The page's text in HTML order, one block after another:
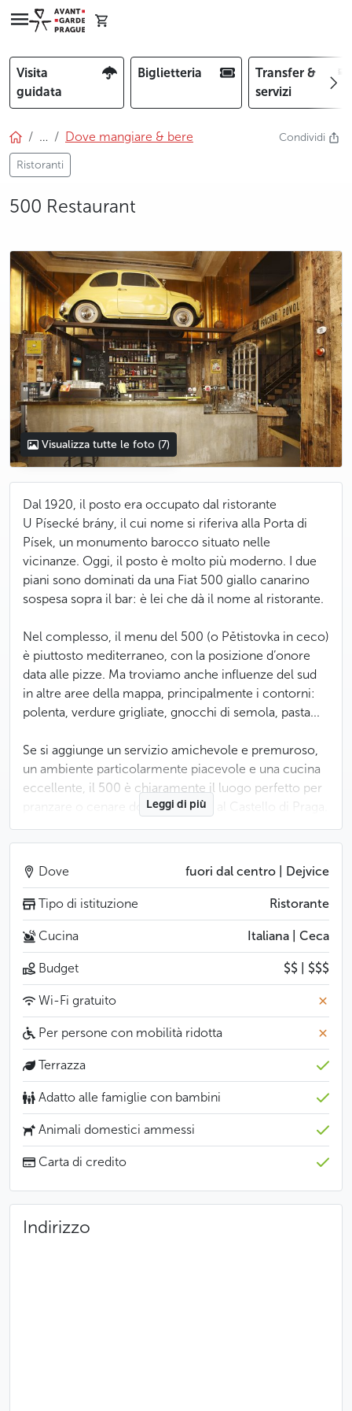
Visita
guidata
Biglietteria
Transfer &
servizi
… Dove mangiare & bere
Ristoranti
Condividi
500 Restaurant
photo 5
photo 6
photo 7
Visualizza tutte le foto (7)
Dal 1920, il posto era occupato dal ristorante
U Písecké brány, il cui nome si riferiva alla Porta di
Písek, un monumento barocco situato nelle
vicinanze. Oggi, il posto è molto più moderno. I due
piani sono dominati da una Fiat 500 giallo canarino
sospesa sopra il bar: è lei che dà il nome al ristorante.
Nel complesso, il menu del 500 (o Pětistovka in ceco)
è piuttosto mediterraneo, con la posizione d’onore
data alle pizze. Ma troviamo anche influenze del sud
in altre aree della mappa, principalmente i contorni:
polenta, verdure grigliate, gnocchi di semola, pasta...
Se si aggiunge un servizio amichevole e premuroso,
un ambiente particolarmente piacevole e una cucina
eccellente, il 500 è chiaramente il luogo perfetto per
pranzare o cenare dopo una visita al Castello di Praga.
Leggi di più
Meno
Dove fuori dal centro | Dejvice
Tipo di istituzione Ristorante
Cucina Italiana | Ceca
Budget $$ | $$$
Wi-Fi gratuito
Per persone con mobilità ridotta
Terrazza
Adatto alle famiglie con bambini
Animali domestici ammessi
Carta di credito
Indirizzo